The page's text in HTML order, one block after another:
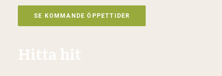
SE KOMMANDE ÖPPETTIDER
Hitta hit